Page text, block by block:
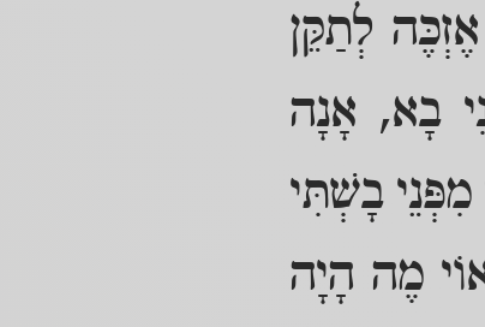
לְתַקֵּן
בָא, אָנָה
בָשְׁתִּי
מֶה הָיָה